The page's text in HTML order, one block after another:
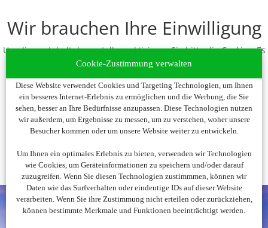
Cookie-Zustimmung verwalten
Diese Website verwendet Cookies und Targeting Technologien, um Ihnen
ein besseres Internet-Erlebnis zu ermöglichen und die Werbung, die Sie
sehen, besser an Ihre Bedürfnisse anzupassen. Diese Technologien nutzen
wir außerdem, um Ergebnisse zu messen, um zu verstehen, woher unsere
Besucher kommen oder um unsere Website weiter zu entwickeln.
Um Ihnen ein optimales Erlebnis zu bieten, verwenden wir Technologien
wie Cookies, um Geräteinformationen zu speichern und/oder darauf
zuzugreifen. Wenn Sie diesen Technologien zustimmmen, können wir
Daten wie das Surfverhalten oder eindeutige IDs auf dieser Website
verarbeiten. Wenn Sie ihre Zustimmung nicht erteilen oder zurückziehen,
können bestimmte Merkmale und Funktionen beeinträchtigt werden.
Wir brauchen Ihre Einwilligung
Um diesen Inhalt darzustellen, aktivieren Sie bitte die Cookies. Es
werden ggf. personenbezogene Daten verarbeitet.
Cookies akzeptieren